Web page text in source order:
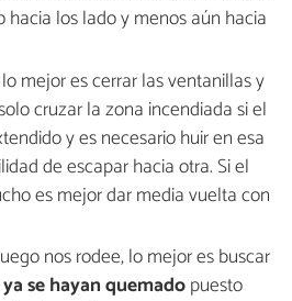
los lado y menos aún hacia
mejor es cerrar las ventanillas y
cruzar la zona incendiada si el
y es necesario huir en esa
de escapar hacia otra. Si el
es mejor dar media vuelta con
nos rodee, lo mejor es buscar
se hayan quemadopuesto